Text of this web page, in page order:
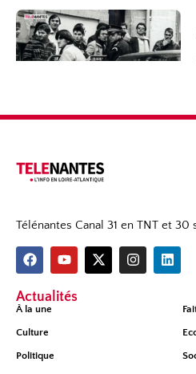
Télénantes Canal 31 en TNT et 30
Actualités
À la une
Culture
Politique